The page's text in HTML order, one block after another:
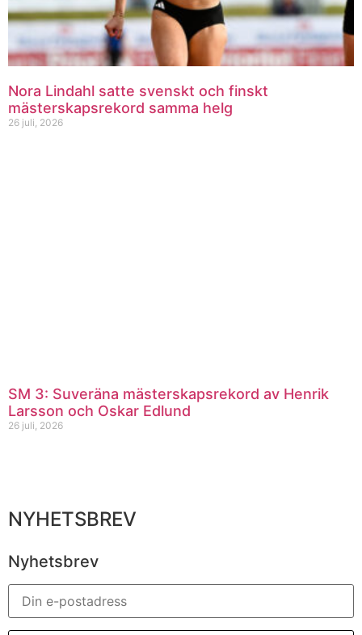
Nora Lindahl satte svenskt och finskt
mästerskapsrekord samma helg
26 juli, 2026
SM 3: Suveräna mästerskapsrekord av Henrik
Larsson och Oskar Edlund
26 juli, 2026
NYHETSBREV
Nyhetsbrev